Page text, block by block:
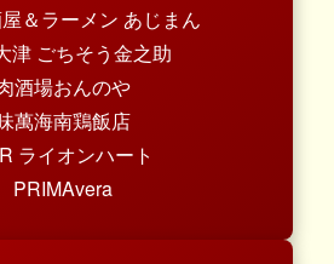
＆ラーメン あじまん
津 ごちそう金之助
酒場おんのや
萬海南鶏飯店
ライオンハート
PRIMAvera